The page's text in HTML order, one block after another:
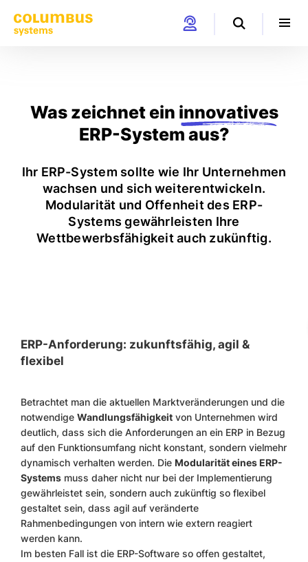
Was zeichnet ein innovatives
ERP-System aus?
Ihr ERP-System sollte wie Ihr Unternehmen
wachsen und sich weiterentwickeln.
Modularität und Offenheit des ERP-
Systems gewährleisten Ihre
Wettbewerbsfähigkeit auch zukünftig.
ERP-Anforderung: zukunftsfähig, agil &
flexibel
Betrachtet man die aktuellen Marktveränderungen und die
notwendige Wandlungsfähigkeit von Unternehmen wird
deutlich, dass sich die Anforderungen an ein ERP in Bezug
auf den Funktionsumfang nicht konstant, sondern vielmehr
dynamisch verhalten werden. Die Modularität eines ERP-
Systems muss daher nicht nur bei der Implementierung
gewährleistet sein, sondern auch zukünftig so flexibel
gestaltet sein, dass agil auf veränderte
Rahmenbedingungen von intern wie extern reagiert
werden kann.
Im besten Fall ist die ERP-Software so offen gestaltet,